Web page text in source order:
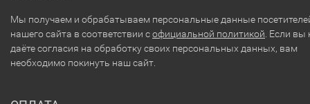
Мы получаем и обрабатываем персональные данные
нашего сайта в соответствии софициальной политикой . Если вы
даёте согласия на обработку своих персональных данных, вам
необходимо покинуть наш сайт.